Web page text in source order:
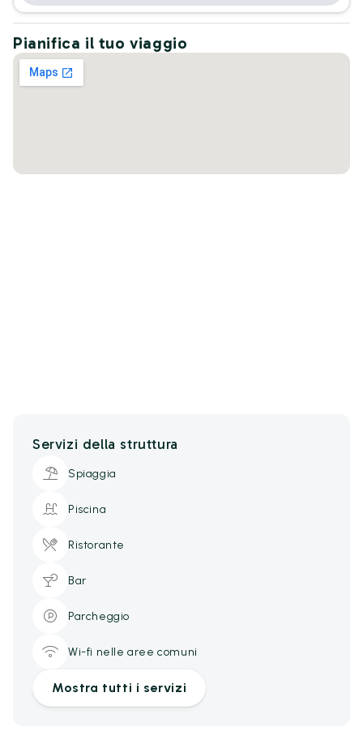
Pianifica il tuo viaggio
Servizi della struttura
Spiaggia
Piscina
Ristorante
Bar
Parcheggio
Wi-fi nelle aree comuni
Mostra tutti i servizi